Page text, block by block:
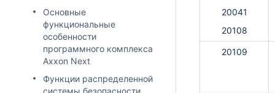
Основные
функциональные
особенности
программного комплекса
Axxon Next
Функции распределенной
системы безопасности
20041
20108
20109